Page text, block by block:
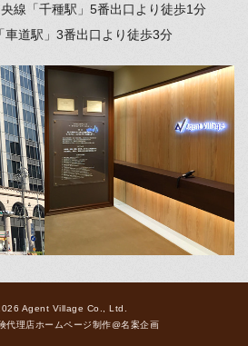
線「千種駅」 5番出口より徒歩1分
道駅」 3番出口より徒歩3分
Agent Village Co., Ltd.
代理店ホームページ制作@名案企画